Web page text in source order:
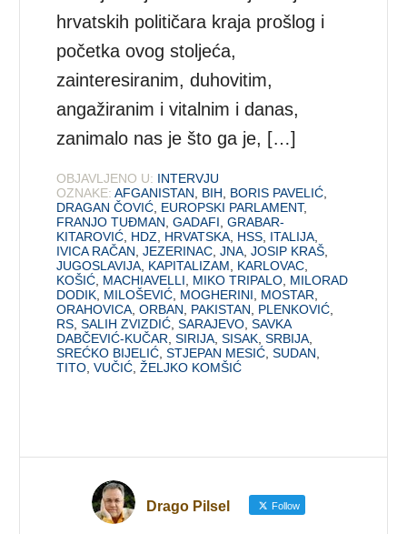
hrvatskih političara kraja prošlog i
početka ovog stoljeća,
zainteresiranim, duhovitim,
angažiranim i vitalnim i danas,
zanimalo nas je što ga je, […]
OBJAVLJENO U: INTERVJU
OZNAKE: AFGANISTAN BIH BORIS PAVELIĆ
DRAGAN ČOVIĆ EUROPSKI PARLAMENT,
FRANJO TUĐMAN ,GADAFI ,GRABAR-
KITAROVIĆ HDZ HRVATSKA HSS ITALIJA
IVICA RAČAN ,JEZERINAC ,JNA ,JOSIP KRAŠ
JUGOSLAVIJA KAPITALIZAM KARLOVAC
KOŠIĆ MACHIAVELLI MIKO TRIPALO MILORAD
DODIK MILOŠEVIĆ MOGHERINI MOSTAR
ORAHOVICA ,ORBAN PAKISTAN PLENKOVIĆ
RS ,SALIH ZVIZDIĆ ,SARAJEVO ,SAVKA
DABČEVIĆ-KUČAR ,SIRIJA ,SISAK ,SRBIJA
SREĆKO BIJELIĆ ,STJEPAN MESIĆ ,SUDAN
TITO ,VUČIĆ ,ŽELJKO KOMŠIĆ
Drago Pilsel Follow